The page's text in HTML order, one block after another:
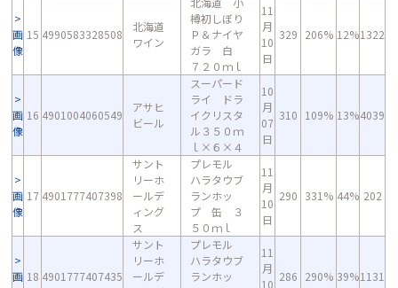
画
像
15 4990583328508
北海道
ワイン
樽初しぼり
Ｐ＆ナイヤ
ガラ 白
７２０ｍｌ
11
月
10
日
329 206% 12%1322
画
像
16 4901004060549
アサヒ
ビール
スーパード
ライ ドラ
イクリスタ
ル３５０ｍ
ｌ×６×４
10
月
07
日
310 109% 13%4039
画
像
17 4901777407398
サント
リーホ
ールデ
ィング
ス
プレモル
ハラタウブ
ランホッ
プ 缶 ３
５０ｍｌ
11
月
10
日
290 331% 44% 202
画 18 4901777407435
サント
リーホ
ールデ
プレモル
ハラタウブ
ランホッ
11
月
10
286 290% 39%1131